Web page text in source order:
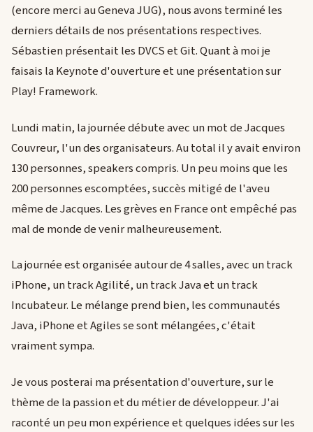
(encore merci au Geneva JUG), nous avons terminé les
derniers détails de nos présentations respectives.
Sébastien présentait les DVCS et Git. Quant à moi je
faisais la Keynote d'ouverture et une présentation sur
Play! Framework.
Lundi matin, la journée débute avec un mot de Jacques
Couvreur, l'un des organisateurs. Au total il y avait environ
130 personnes, speakers compris. Un peu moins que les
200 personnes escomptées, succès mitigé de l'aveu
même de Jacques. Les grèves en France ont empêché pas
mal de monde de venir malheureusement.
La journée est organisée autour de 4 salles, avec un track
iPhone, un track Agilité, un track Java et un track
Incubateur. Le mélange prend bien, les communautés
Java, iPhone et Agiles se sont mélangées, c'était
vraiment sympa.
Je vous posterai ma présentation d'ouverture, sur le
thème de la passion et du métier de développeur. J'ai
raconté un peu mon expérience et quelques idées sur les